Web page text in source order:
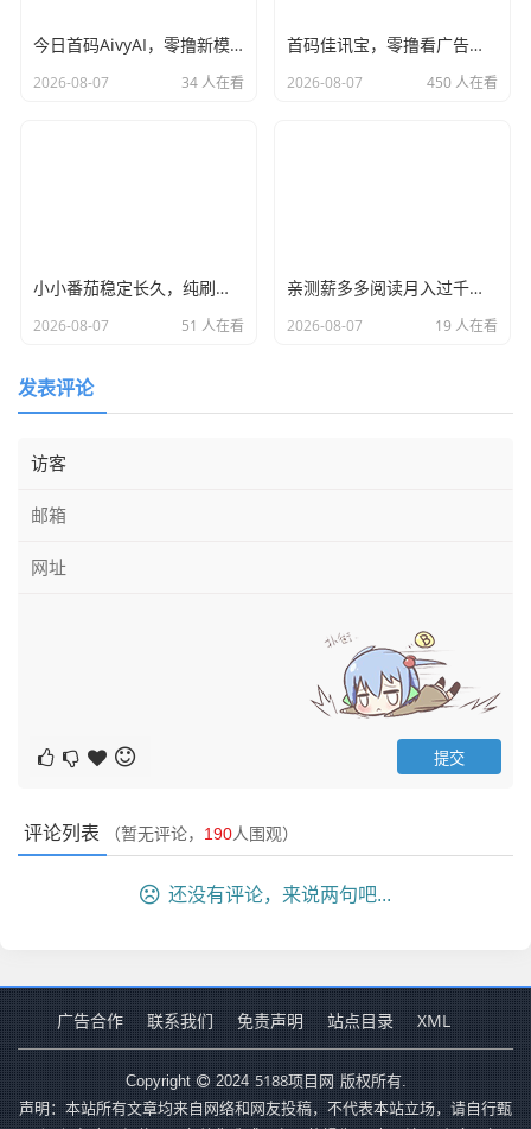
今日首码AivyAI，零撸新模式，布局市场，喜欢撸u的来，对接团队长！
2026-08-07 34 人在看
首码佳讯宝，零撸看广告不养机，提现10到帐16元，有视频教程
2026-08-07 450 人在看
小小番茄稳定长久，纯刷广赚，金额到0.1元时自助打款，省时省力
2026-08-07 51 人在看
亲测薪多多阅读月入过千，提现秒级别就到了，平台稳定运营，人人都可以赚。 手机电脑都可以做，自动挂着机唰阅读新闻，无需人工浏览，专门给各大平台新闻刷浏览量，阅读8秒以上就算有效，每日领取零钱不香吗？ 薪多多阅读软件有内置脚本不用自己数秒数直接点自动阅读即可，什么也不用管，挂机一天最少160起，多劳多得，上不封顶。
2026-08-07 19 人在看
发表评论
评论列表 （暂无评论， 190人围观）
还没有评论，来说两句吧...
广告合作 联系我们 免责声明 站点目录 XML
Copyright 2024 5188项目网 版权所有.
声明：本站所有文章均来自网络和网友投稿，不代表本站立场，请自行甄